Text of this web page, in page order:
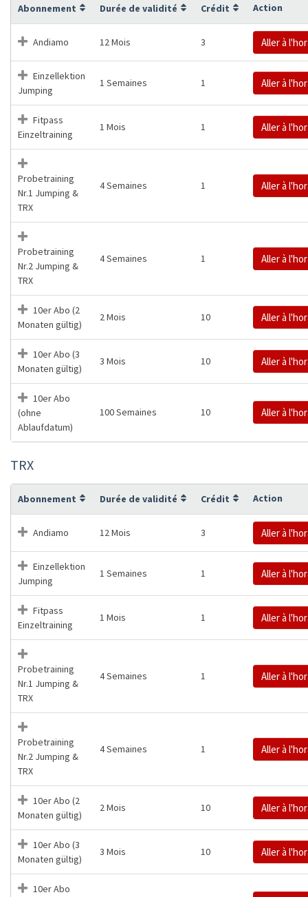
Abonnement Durée de validité Crédit Action
Andiamo 12 Mois 3 Aller à
Einzellektion
Jumping
1 Semaines 1 Aller à
Fitpass
Einzeltraining
1 Mois 1 Aller à
Probetraining
Nr.1 Jumping &
TRX
4 Semaines 1 Aller à
Probetraining
Nr.2 Jumping &
TRX
4 Semaines 1 Aller à
10er Abo (2
Monaten gültig)
2 Mois 10 Aller à
10er Abo (3
Monaten gültig)
3 Mois 10 Aller à
10er Abo
(ohne
Ablaufdatum)
100 Semaines 10 Aller à
TRX
Abonnement Durée de validité Crédit Action
Andiamo 12 Mois 3 Aller à
Einzellektion
Jumping
1 Semaines 1 Aller à
Fitpass
Einzeltraining
1 Mois 1 Aller à
Probetraining
Nr.1 Jumping &
TRX
4 Semaines 1 Aller à
Probetraining
Nr.2 Jumping &
TRX
4 Semaines 1 Aller à
10er Abo (2
Monaten gültig)
2 Mois 10 Aller à
10er Abo (3
Monaten gültig)
3 Mois 10 Aller à
10er Abo